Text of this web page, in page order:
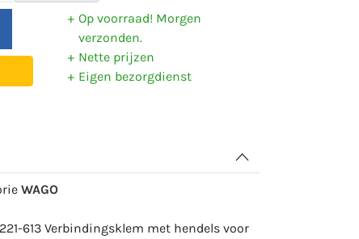
Op voorraad! Morgen
verzonden.
Nette prijzen
Eigen bezorgdienst
WAGO
613 Verbindingsklem met hendels voor